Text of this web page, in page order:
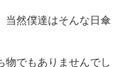
当然僕達はそんな日傘
物でもありませんでし